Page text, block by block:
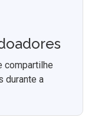
compartilhe
durante a